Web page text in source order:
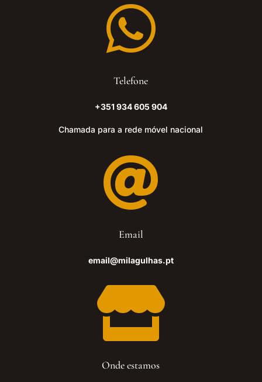

Telefone
+351 934 605 904
Chamada para a rede móvel nacional

Email
email@milagulhas.pt

Onde estamos